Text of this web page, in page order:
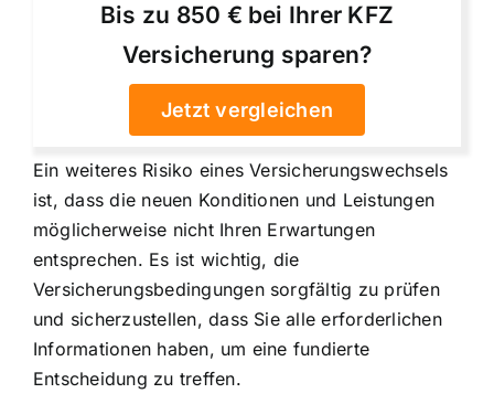
Bis zu 850 € bei Ihrer KFZ
Versicherung sparen?
Jetzt vergleichen
Ein weiteres Risiko eines Versicherungswechsels
ist, dass die neuen Konditionen und Leistungen
möglicherweise nicht Ihren Erwartungen
entsprechen. Es ist wichtig, die
Versicherungsbedingungen sorgfältig zu prüfen
und sicherzustellen, dass Sie alle erforderlichen
Informationen haben, um eine fundierte
Entscheidung zu treffen.